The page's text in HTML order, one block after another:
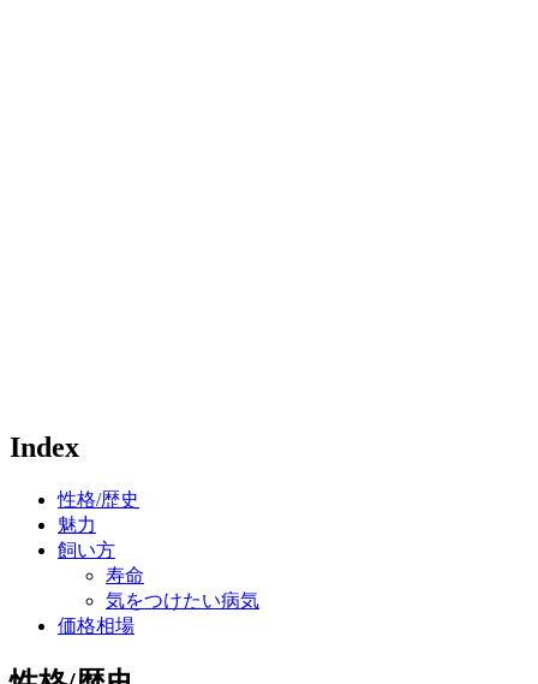
Index
性格/歴史
魅力
飼い方
寿命
気をつけたい病気
価格相場